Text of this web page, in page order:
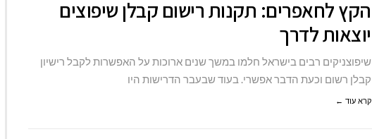
לחאפרים:
קבלן
שיפוצים
הקץ לחאפרים: תקנות רישום קבלן שיפוצים
יוצאות לדרך
שיפוצניקים רבים בישראל חלמו במשך שנים ארוכות על האפשרות לקבל רישיון
קבלן רשום וכעת הדבר אפשרי. בעוד שבעבר הדרישות היו
קרא עוד ←